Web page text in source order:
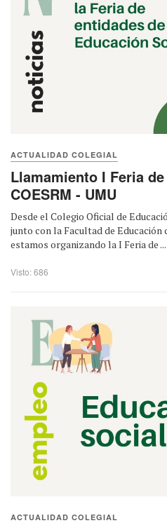
ACTUALIDAD COLEGIAL
Llamamiento I Feria
COESRM - UMU
Desde el Colegio Oficial de
junto con la Facultad de Educación
estamos organizando la I Feria de ...
Visto: 686
ACTUALIDAD COLEGIAL